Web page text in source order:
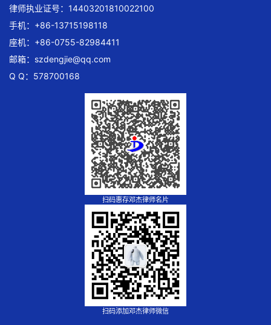
律师执业证号：14403201810022100
手机：+86-13715198118
座机：+86-0755-82984411
邮箱： szdengjie@qq.com
Q Q：578700168
扫码惠存邓杰律师名片
扫码添加邓杰律师微信